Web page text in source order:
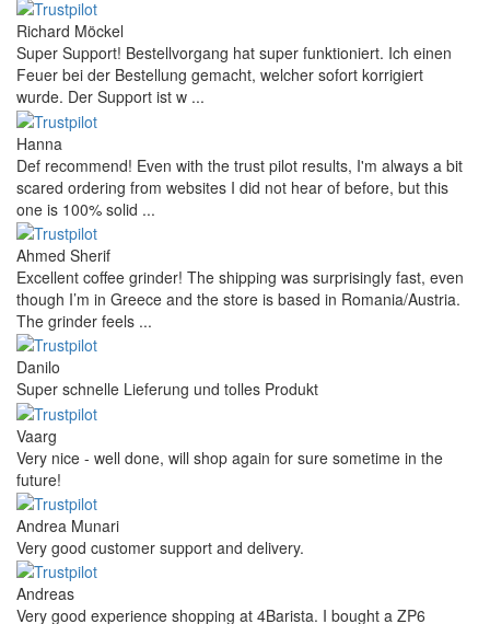
Richard Möckel
Super Support! Bestellvorgang hat super funktioniert. Ich einen
Feuer bei der Bestellung gemacht, welcher sofort korrigiert
wurde. Der Support ist w ...
Hanna
Def recommend! Even with the trust pilot results, I'm always a bit
scared ordering from websites I did not hear of before, but this
one is 100% solid ...
Ahmed Sherif
Excellent coffee grinder! The shipping was surprisingly fast, even
though I’m in Greece and the store is based in Romania/Austria.
The grinder feels ...
Danilo
Super schnelle Lieferung und tolles Produkt
Vaarg
Very nice - well done, will shop again for sure sometime in the
future!
Andrea Munari
Very good customer support and delivery.
Andreas
Very good experience shopping at 4Barista. I bought a ZP6